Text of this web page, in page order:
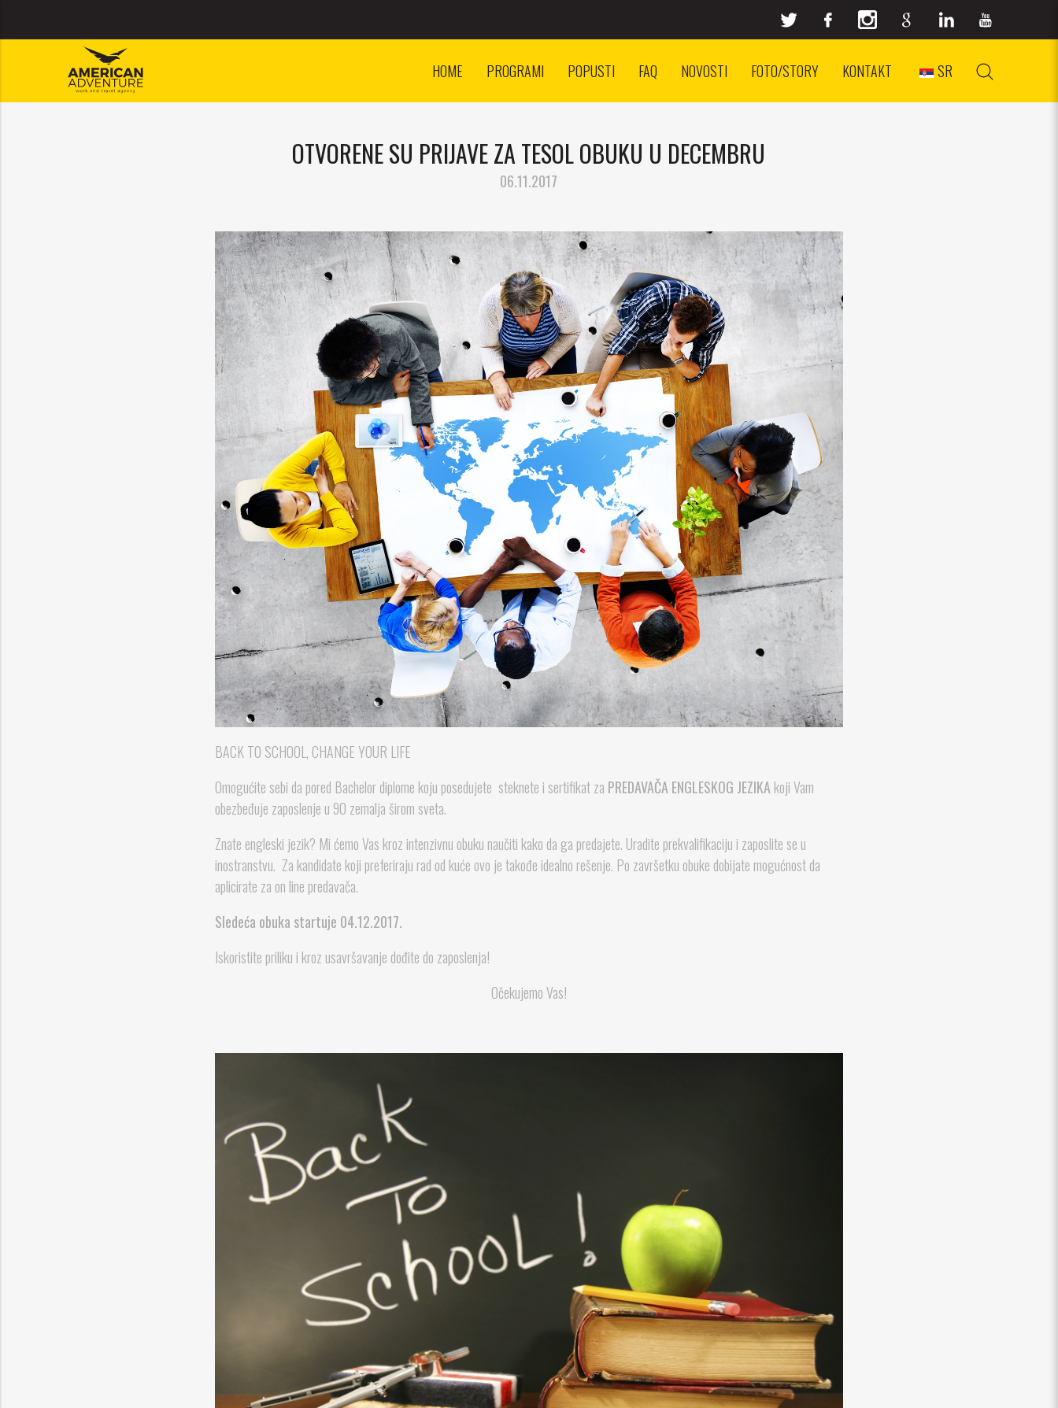
HOME PROGRAMI POPUSTI FAQ NOVOSTI FOTO/STORY KONTAKT SR
OTVORENE SU PRIJAVE ZA TESOL OBUKU U DECEMBRU
06.11.2017
BACK TO SCHOOL, CHANGE YOUR LIFE
Omogućite sebi da pored Bachelor diplome koju posedujete steknete i sertifikat za PREDAVAČA ENGLESKOG JEZIKAkoji Vam
obezbeđuje zaposlenje u 90 zemalja širom sveta.
Znate engleski jezik? Mi ćemo Vas kroz intenzivnu obuku naučiti kako da ga predajete. Uradite prekvalifikaciju i zaposlite se u
inostranstvu. Za kandidate koji preferiraju rad od kuće ovo je takođe idealno rešenje. Po završetku obuke dobijate mogućnost da
aplicirate za on line predavača.
Sledeća obuka startuje 04.12.2017.
Iskoristite priliku i kroz usavršavanje dođite do zaposlenja!
Očekujemo Vas!